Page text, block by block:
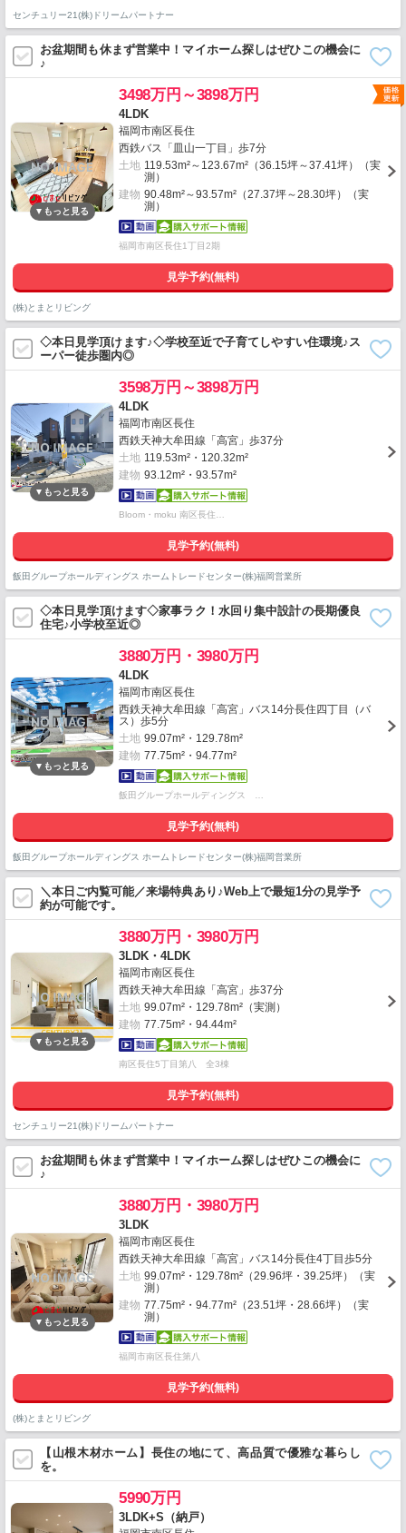
センチュリー21(株)ドリームパートナー
お盆期間も休まず営業中！マイホーム探しはぜひこの機会に
♪
3498万円～3898万円
4LDK
福岡市南区長住
西鉄バス「皿山一丁目」歩7分
土地 119.53m²～123.67m²（36.15坪～37.41坪）（実
測）
建物 90.48m²～93.57m²（27.37坪～28.30坪）（実
測）
福岡市南区長住1丁目2期
見学予約(無料)
(株)とまとリビング
◇本日見学頂けます♪◇学校至近で子育てしやすい住環境♪ス
ーパー徒歩圏内◎
3598万円～3898万円
4LDK
福岡市南区長住
西鉄天神大牟田線「高宮」歩37分
土地 119.53m²・120.32m²
建物 93.12m²・93.57m²
Bloom・moku 南区長住…
見学予約(無料)
飯田グループホールディングス ホームトレードセンター(株)福岡営業所
◇本日見学頂けます◇家事ラク！水回り集中設計の長期優良
住宅♪小学校至近◎
3880万円・3980万円
4LDK
福岡市南区長住
西鉄天神大牟田線「高宮」バス14分長住四丁目（バ
ス）歩5分
土地 99.07m²・129.78m²
建物 77.75m²・94.77m²
飯田グループホールディングス …
見学予約(無料)
飯田グループホールディングス ホームトレードセンター(株)福岡営業所
＼本日ご内覧可能／来場特典あり♪Web上で最短1分の見学予
約が可能です。
3880万円・3980万円
3LDK・4LDK
福岡市南区長住
西鉄天神大牟田線「高宮」歩37分
土地 99.07m²・129.78m²（実測）
建物 77.75m²・94.44m²
南区長住5丁目第八 全3棟
見学予約(無料)
センチュリー21(株)ドリームパートナー
お盆期間も休まず営業中！マイホーム探しはぜひこの機会に
♪
3880万円・3980万円
3LDK
福岡市南区長住
西鉄天神大牟田線「高宮」バス14分長住4丁目歩5分
土地 99.07m²・129.78m²（29.96坪・39.25坪）（実
測）
建物 77.75m²・94.77m²（23.51坪・28.66坪）（実
測）
福岡市南区長住第八
見学予約(無料)
(株)とまとリビング
【山根木材ホーム】長住の地にて、高品質で優雅な暮らし
を。
5990万円
3LDK+S（納戸）